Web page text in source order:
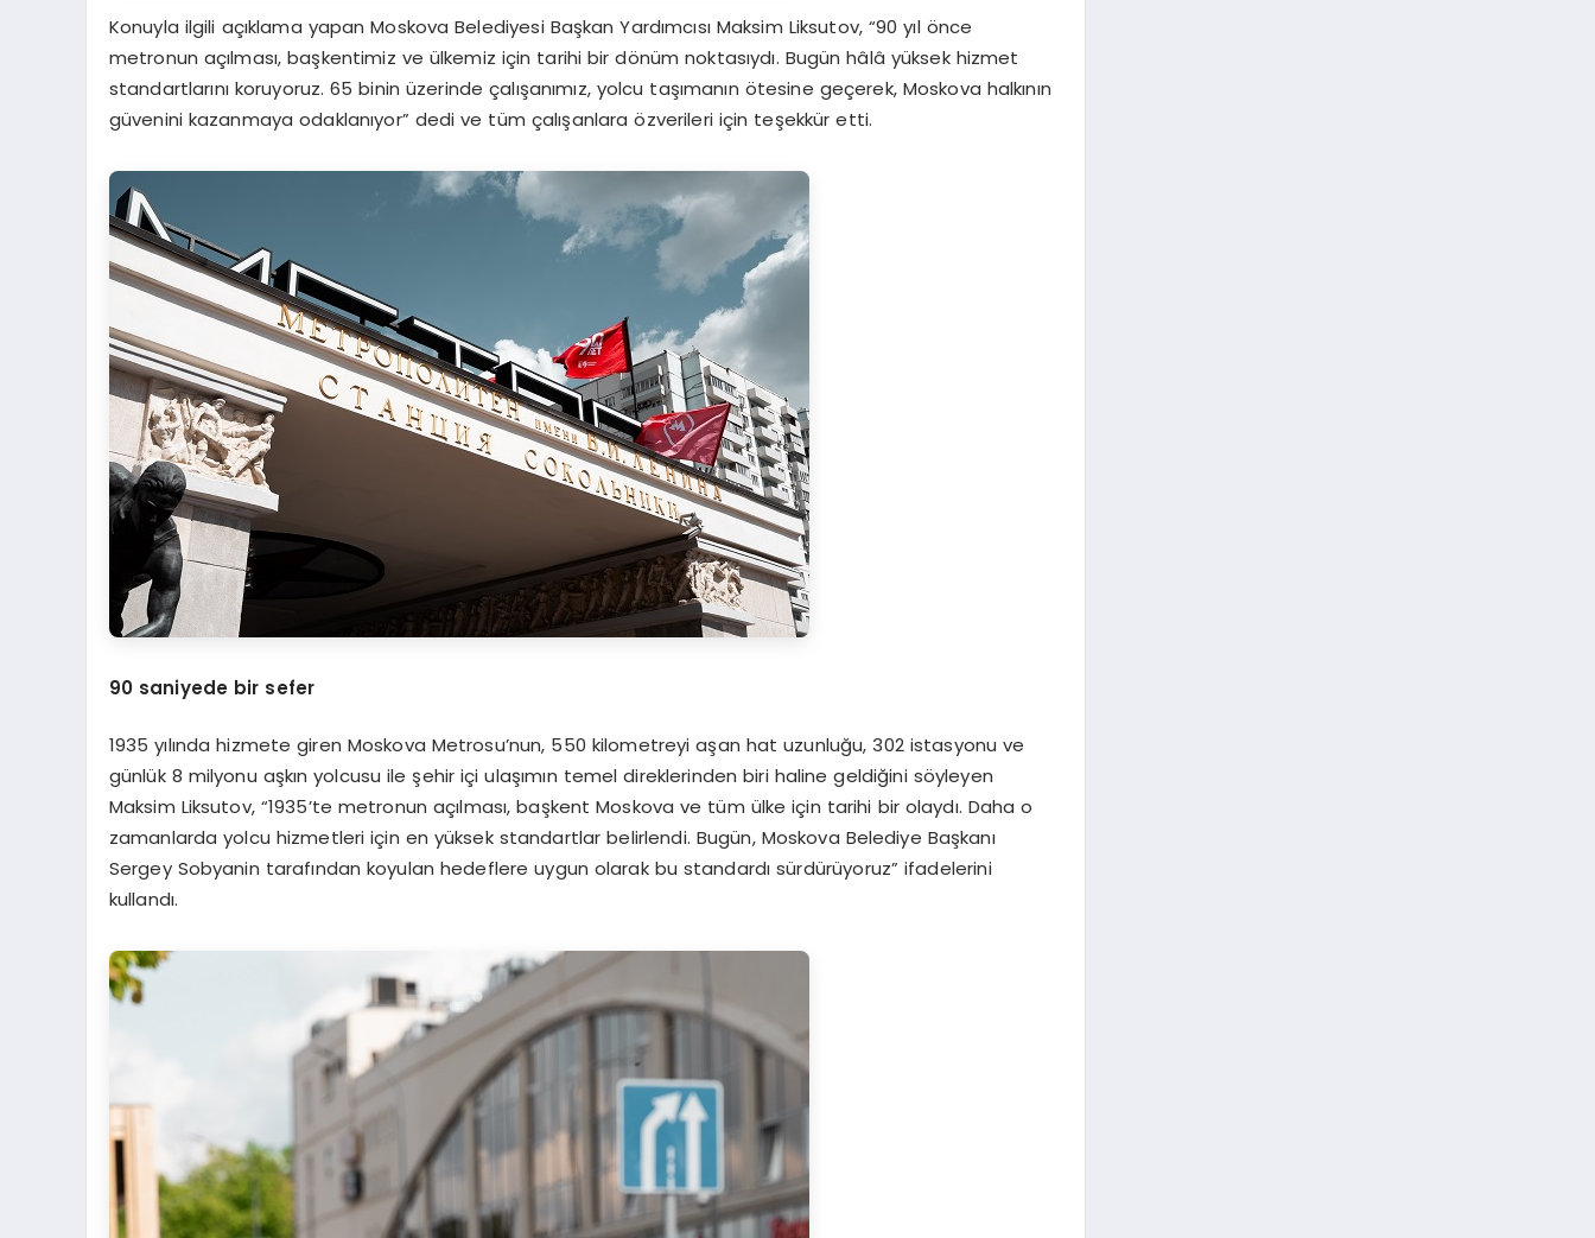
Konuyla ilgili açıklama yapan Moskova Belediyesi Başkan Yardımcısı Maksim Liksutov, “90 yıl önce
metronun açılması, başkentimiz ve ülkemiz için tarihi bir dönüm noktasıydı. Bugün hâlâ yüksek hizmet
standartlarını koruyoruz. 65 binin üzerinde çalışanımız, yolcu taşımanın ötesine geçerek, Moskova halkının
güvenini kazanmaya odaklanıyor” dedi ve tüm çalışanlara özverileri için teşekkür etti.
90 saniyede bir sefer
1935 yılında hizmete giren Moskova Metrosu’nun, 550 kilometreyi aşan hat uzunluğu, 302 istasyonu ve
günlük 8 milyonu aşkın yolcusu ile şehir içi ulaşımın temel direklerinden biri haline geldiğini söyleyen
Maksim Liksutov, “1935’te metronun açılması, başkent Moskova ve tüm ülke için tarihi bir olaydı. Daha o
zamanlarda yolcu hizmetleri için en yüksek standartlar belirlendi. Bugün, Moskova Belediye Başkanı
Sergey Sobyanin tarafından koyulan hedeflere uygun olarak bu standardı sürdürüyoruz” ifadelerini
kullandı.